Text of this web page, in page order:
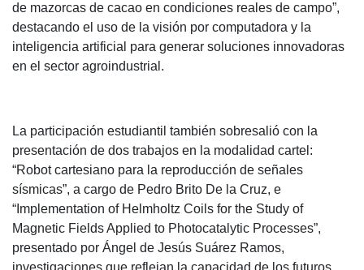
de mazorcas de cacao en condiciones reales de campo”,
destacando el uso de la visión por computadora y la
inteligencia artificial para generar soluciones innovadoras
en el sector agroindustrial.
La participación estudiantil también sobresalió con la
presentación de dos trabajos en la modalidad cartel:
“Robot cartesiano para la reproducción de señales
sísmicas”, a cargo de Pedro Brito De la Cruz, e
“Implementation of Helmholtz Coils for the Study of
Magnetic Fields Applied to Photocatalytic Processes”,
presentado por Ángel de Jesús Suárez Ramos,
investigaciones que reflejan la capacidad de los futuros